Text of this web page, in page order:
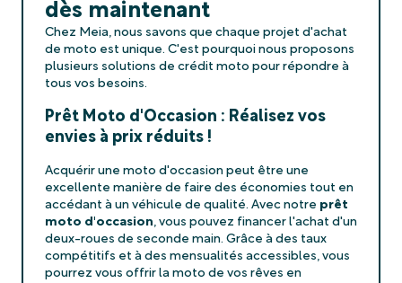
dès maintenant
Chez Meia, nous savons que chaque projet d'achat
de moto est unique. C'est pourquoi nous proposons
plusieurs solutions de crédit moto pour répondre à
tous vos besoins.
Prêt Moto d'Occasion : Réalisez vos
envies à prix réduits !
Acquérir une moto d'occasion peut être une
excellente manière de faire des économies tout en
accédant à un véhicule de qualité. Avec notre prêt
moto d'occasion, vous pouvez financer l'achat d'un
deux-roues de seconde main. Grâce à des taux
compétitifs et à des mensualités accessibles, vous
pourrez vous offrir la moto de vos rêves en